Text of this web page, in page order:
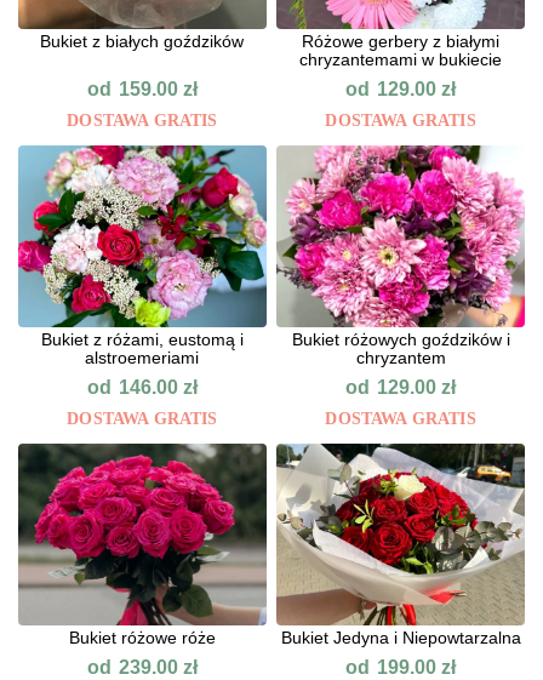
Bukiet z białych goździków
od 159.00 zł
DOSTAWA GRATIS
Różowe gerbery z białymi
chryzantemami w bukiecie
od 129.00zł
DOSTAWA GRATIS
Bukiet z różami, eustomą i
alstroemeriami
od 146.00 zł
DOSTAWA GRATIS
Bukiet różowych goździków i
chryzantem
od 129.00zł
DOSTAWA GRATIS
Bukiet różowe róże
od 239.00 zł
Bukiet Jedyna i Niepowtarzalna
od 199.00zł